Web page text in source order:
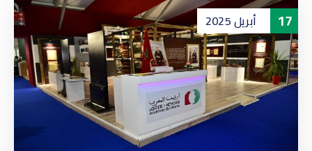
17 أبريل2025